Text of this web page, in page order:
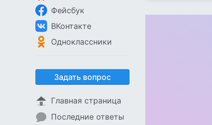
Фейсбук
ВКонтакте
Одноклассники
Задать вопрос
Главная страница
Последние ответы